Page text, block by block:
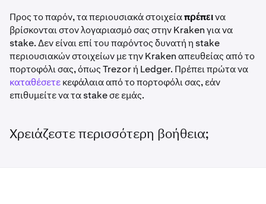
Προβολή Portfolio:
Προβολή History Ledger:
Μόλις λάβετε το επιθυμητό ποσό ανταμοιβών,
μπορείτε να κάνετε '
Unstake'
Προς το παρόν, τα περιουσιακά στοιχείαπρέπεινα
βρίσκονται στον λογαριασμό σας στην Kraken για να
stake. Δεν είναι επί του παρόντος δυνατή η stake
περιουσιακών στοιχείων με την Kraken απευθείας από το
πορτοφόλι σας, όπως Trezor ή Ledger. Πρέπει πρώτα να
καταθέσετεκεφάλαια από το πορτοφόλι σας, εάν
επιθυμείτε να τα stake σε εμάς.
Χρειάζεστε περισσότερη βοήθεια;